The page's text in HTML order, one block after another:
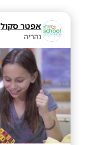
אפטר סקול
נהריה